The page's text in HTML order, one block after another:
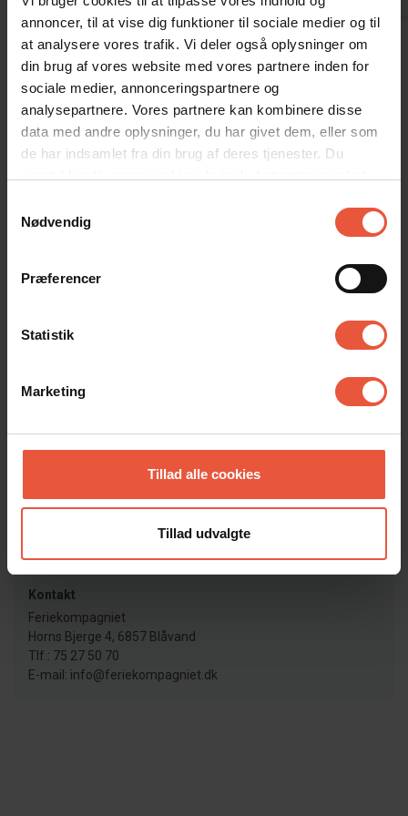
annoncer, til at vise dig funktioner til sociale medier og til
at analysere vores trafik. Vi deler også oplysninger om
din brug af vores website med vores partnere inden for
sociale medier, annonceringspartnere og
analysepartnere. Vores partnere kan kombinere disse
data med andre oplysninger, du har givet dem, eller som
de har indsamlet fra din brug af deres tjenester. Du
Nødvendig
Præferencer
Statistik
Marketing
Tillad alle cookies
Tillad udvalgte
kommentar
Vis alle omtaler
Lejeinformation
Bureau
Feriekompagniet
Afrejse
rengøring (fredag/lørdag) skal huset forlades kl 9.00.
har vi nogle huse med elektroniske dørlåse, som betjenes
vha. kode. I disse tilfælde kan du spare turen forbi kontoret.
Læs vores lejebetingelser her
Kontakt
Feriekompagniet
Horns Bjerge 4, 6857 Blåvand
Tlf.: 75 27 50 70
E-mail: info@feriekompagniet.dk